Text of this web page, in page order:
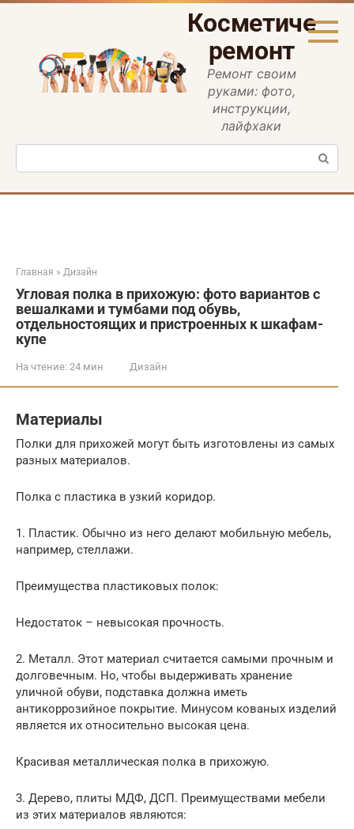
Перейти
ремонт
Ремонт своим
руками: фото,
инструкции,
лайфхаки
Поиск:
Главная » Дизайн
Угловая полка в прихожую: фото вариантов с
вешалками и тумбами под обувь,
отдельностоящих и пристроенных к шкафам-
купе
На чтение: 24 мин Дизайн
Материалы
Полки для прихожей могут быть изготовлены из самых
разных материалов.
Полка с пластика в узкий коридор.
1. Пластик. Обычно из него делают мобильную мебель,
например, стеллажи.
Преимущества пластиковых полок:
Недостаток – невысокая прочность.
2. Металл. Этот материал считается самыми прочным и
долговечным. Но, чтобы выдерживать хранение
уличной обуви, подставка должна иметь
антикоррозийное покрытие. Минусом кованых изделий
является их относительно высокая цена.
Красивая металлическая полка в прихожую.
3. Дерево, плиты МДФ, ДСП. Преимуществами мебели
из этих материалов являются: